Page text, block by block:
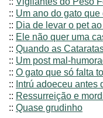
:: Um ano do gato
:: Dia de levar o pet
:: Ele não quer uma
:: Quando as
:: Um post mal-
:: O gato que só falta
:: Intrú adoeceu antes
:: Ressurreição e
:: Quase grudinho